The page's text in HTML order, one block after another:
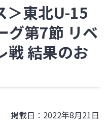
＞東北U-15
グ第7節 リベ
戦 結果のお
掲載日：2022年8月21日